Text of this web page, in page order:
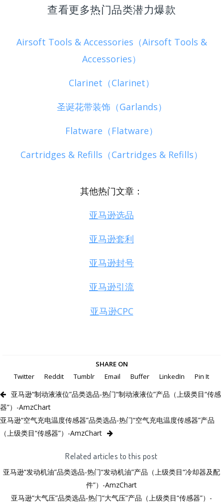
查看更多热门品类潜力爆款
Airsoft Tools & Accessories（Airsoft Tools &
Accessories）
Clarinet（Clarinet）
圣诞花带装饰（Garlands）
Flatware（Flatware）
Cartridges & Refills（Cartridges & Refills）
其他热门文章：
亚马逊选品
亚马逊套利
亚马逊封号
亚马逊引流
亚马逊CPC
SHARE ON
Twitter
Reddit Tumblr Email Buffer LinkedIn Pin It
亚马逊“制动液液位”品类选品-热门“制动液液位”产品（上级类目“传感
器”）-AmzChart
亚马逊“空气充电温度传感器”品类选品-热门“空气充电温度传感器”产品
（上级类目“传感器”）-AmzChart
Related articles to this post
亚马逊“发动机油”品类选品-热门“发动机油”产品（上级类目“冷却器及配
件”）-AmzChart
亚马逊“大气压”品类选品-热门“大气压”产品（上级类目“传感器”）-